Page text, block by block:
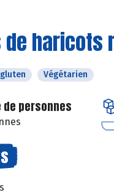
de haricots
Végétarien
de personnes